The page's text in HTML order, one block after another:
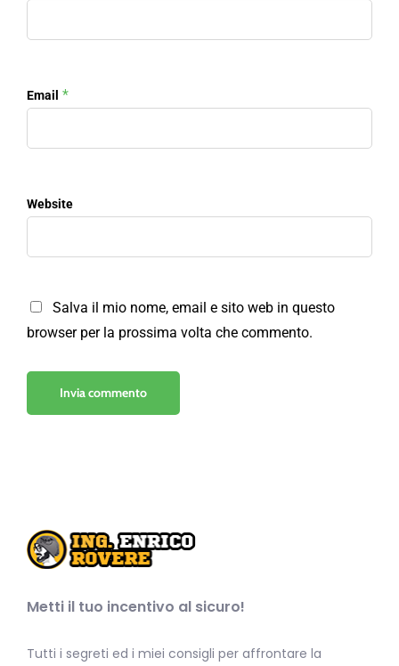
Email *
Website
Salva il mio nome, email e sito web in questo
browser per la prossima volta che commento.
Metti il tuo incentivo al sicuro!
Tutti i segreti ed i miei consigli per affrontare la